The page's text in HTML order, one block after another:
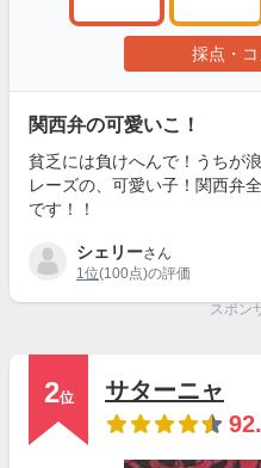
採点・
関西弁の可愛いこ！
貧乏には負けへんで！うちが
レーズの、可愛い子！関西弁
です！！
シェリーさん
1位(100点)の評価
スポン
2位
サターニャ